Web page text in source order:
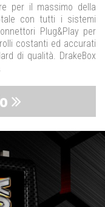
per il massimo della
con tutti i sistemi
Plug&Play per
costanti ed accurati
di qualità. DrakeBox